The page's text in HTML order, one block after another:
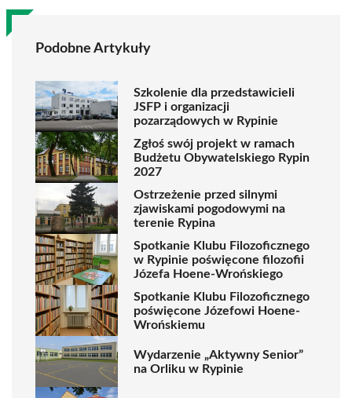
Podobne Artykuły
Szkolenie dla przedstawicieli
JSFP i organizacji
pozarządowych w Rypinie
Zgłoś swój projekt w ramach
Budżetu Obywatelskiego Rypin
2027
Ostrzeżenie przed silnymi
zjawiskami pogodowymi na
terenie Rypina
Spotkanie Klubu Filozoficznego
w Rypinie poświęcone filozofii
Józefa Hoene-Wrońskiego
Spotkanie Klubu Filozoficznego
poświęcone Józefowi Hoene-
Wrońskiemu
Wydarzenie „Aktywny Senior”
na Orliku w Rypinie